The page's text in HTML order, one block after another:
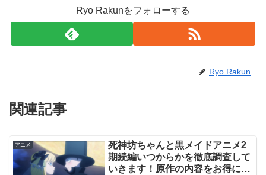
Ryo Rakunをフォローする
Ryo Rakun
関連記事
アニメ
死神坊ちゃんと黒メイドアニメ2
期続編いつからかを徹底調査して
いきます！原作の内容をお得に読